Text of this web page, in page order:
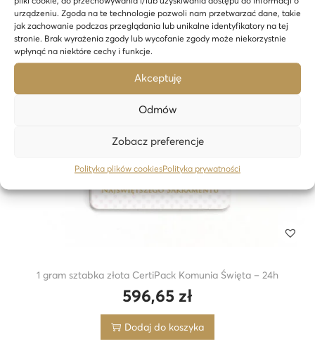
urządzeniu. Zgoda na te technologie pozwoli nam przetwarzać dane, takie
jak zachowanie podczas przeglądania lub unikalne identyfikatory na tej
stronie. Brak wyrażenia zgody lub wycofanie zgody może niekorzystnie
wpłynąć na niektóre cechy i funkcje.
Akceptuję
Odmów
Zobacz preferencje
Polityka plików cookiesPolityka prywatności
1 gram sztabka złota CertiPack Komunia Święta – 24h
596,65 zł
Dodaj do koszyka